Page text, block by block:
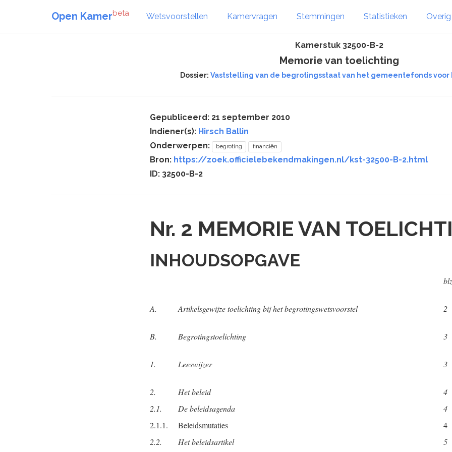
Open Kamerbeta Wetsvoorstellen Kamervragen Stemmingen Statistieken Overig
Kamerstuk 32500-B-2
Memorie van toelichting
Dossier: Vaststelling van de begrotingsstaat van het gemeentefonds voor
Gepubliceerd: 21 september 2010
Indiener(s): Hirsch Ballin
Onderwerpen:
begroting financiën
Bron: https://zoek.officielebekendmakingen.nl/kst-32500-B-2.html
ID: 32500-B-2
Nr. 2 MEMORIE VAN
INHOUDSOPGAVE
A. Artikelsgewijze toelichting bij het begrotingswetsvoorstel 2
B. Begrotingstoelichting 3
1. Leeswijzer 3
2. Het beleid
4
2.1.
De beleidsagenda
4
2.1.1.
Beleidsmutaties
4
2.2.
Het beleidsartikel
5